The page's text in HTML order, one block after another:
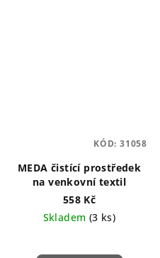
MEDA čistící prostředek
na venkovní textil
558 Kč
Skladem (3 ks)
KÓD: 31058